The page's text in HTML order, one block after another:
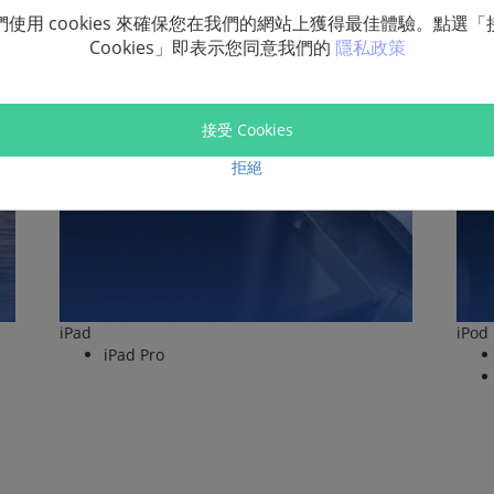
支援的 iOS 裝置機型
iPad
iPad Pro
iPod
使用 cookies 來確保您在我們的網站上獲得最佳體驗。點選「
Cookies」即表示您同意我們的 隱私政策
接受 Cookies
拒絕